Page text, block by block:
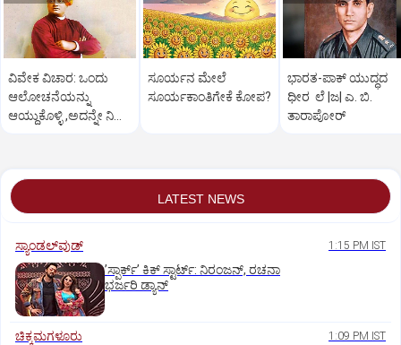
ವಿವೇಕ ವಿಚಾರ: ಒಂದು
ಆಲೋಚನೆಯನ್ನು
ಆಯ್ದುಕೊಳ್ಳಿ ,ಅದನ್ನೇ ನಿಮ್ಮ
ಸೂರ್ಯನ ಮೇಲೆ
ಸೂರ್ಯಕಾಂತಿಗೇಕೆ ಕೋಪ?
ಭಾರತ-ಪಾಕ್‌ ಯುದ್ಧದ
ಧೀರ ಲೆ |ಜ| ಎ. ಬಿ.
ತಾರಾಪೋರ್‌
LATEST NEWS
ಸ್ಯಾಂಡಲ್‌ವುಡ್‌ 1:15 PM IST
ʼಸ್ಪಾರ್ಕ್ʼ ಕಿಕ್‌ ಸ್ಟಾರ್ಟ್‌: ನಿರಂಜನ್‌, ರಚನಾ
ಭರ್ಜರಿ ಡ್ಯಾನ್‌
ಚಿಕ್ಕಮಗಳೂರು 1:09 PM IST